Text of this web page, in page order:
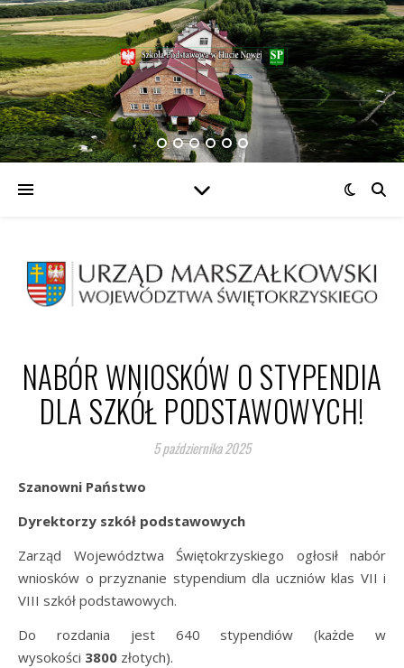
NABÓR WNIOSKÓW O STYPENDIA
DLA SZKÓŁ PODSTAWOWYCH!
5 października 2025
Szanowni Państwo
Dyrektorzy szkół podstawowych
Zarząd Województwa Świętokrzyskiego ogłosił nabór
wniosków o przyznanie stypendium dla uczniów klas VII i
VIII szkół podstawowych.
Do rozdania jest 640 stypendiów (każde w
wysokości 3800 złotych).